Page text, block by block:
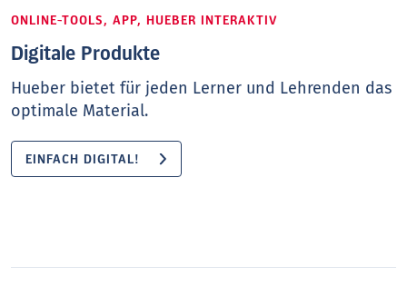
ONLINE-TOOLS, APP, HUEBER INTERAKTIV
Digitale Produkte
Hueber bietet für jeden Lerner und Lehrenden das
optimale Material.
EINFACH DIGITAL!